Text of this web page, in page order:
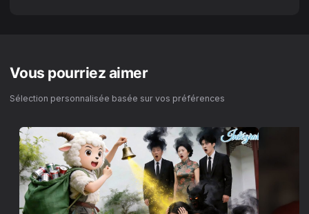
Vous pourriez aimer
Sélection personnalisée basée sur vos préférences